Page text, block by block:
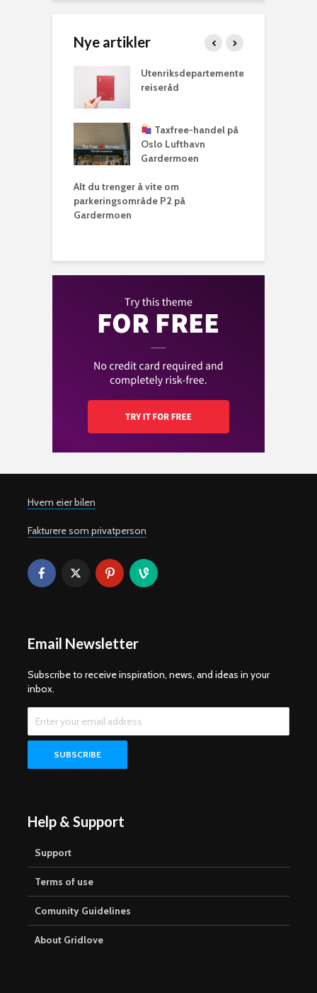
Nye artikler
Utenriksdepartementets
reiseråd
Taxfree-handel på
Oslo Lufthavn
Gardermoen
Alt du trenger å vite om
parkeringsområde P2 på
Gardermoen
Hvem eier bilen
Fakturere som privatperson
Email Newsletter
Subscribe to receive inspiration, news, and ideas in your
inbox.
Help & Support
Support
Terms of use
Comunity Guidelines
About Gridlove